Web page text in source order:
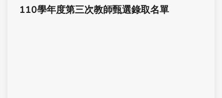
110學年度第三次教師甄選錄取名單